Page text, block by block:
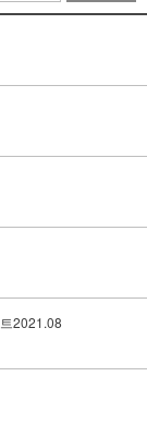
2021.08